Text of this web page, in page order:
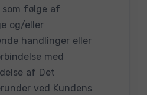
som følge af
og/eller
handlinger eller
med
af Det
ved Kundens